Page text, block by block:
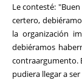
Le contesté:
certero,
la organización
debiéramos
contraargumento.
pudiera llegar a